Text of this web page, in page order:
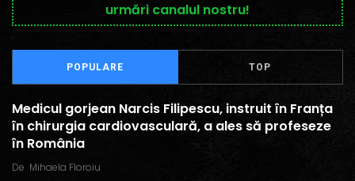
urmări canalul nostru!
POPULARE TOP
Medicul gorjean Narcis Filipescu, instruit în Franța
în chirurgia cardiovasculară, a ales să profeseze
în România
De Mihaela Floroiu